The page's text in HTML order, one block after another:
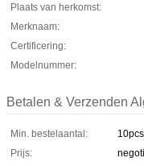
Plaats van herkomst:
Merknaam:
Certificering:
Modelnummer:
Betalen & Verzenden
Min. bestelaantal:
10pcs
Prijs: